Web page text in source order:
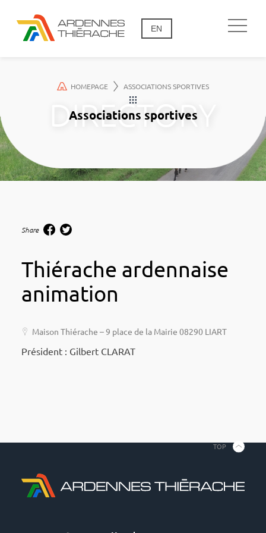
EN
HOMEPAGE ASSOCIATIONS SPORTIVES
Associations sportives
Thiérache ardennaise
animation
Share
Maison Thié­rache – 9 place de la Mairie 08290 LIART
Président : Gilbert CLARAT
TOP